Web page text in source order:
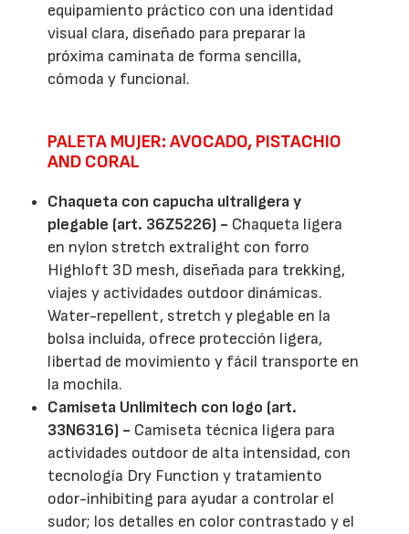
equipamiento práctico con una identidad
visual clara, diseñado para preparar la
próxima caminata de forma sencilla,
cómoda y funcional.
PALETA MUJER: AVOCADO, PISTACHIO
AND CORAL
Chaqueta con capucha ultraligera y
plegable (art. 36Z5226) - Chaqueta ligera
en nylon stretch extralight con forro
Highloft 3D mesh, diseñada para trekking,
viajes y actividades outdoor dinámicas.
Water-repellent, stretch y plegable en la
bolsa incluida, ofrece protección ligera,
libertad de movimiento y fácil transporte en
la mochila.
Camiseta Unlimitech con logo (art.
33N6316) - Camiseta técnica ligera para
actividades outdoor de alta intensidad, con
tecnología Dry Function y tratamiento
odor-inhibiting para ayudar a controlar el
sudor; los detalles en color contrastado y el